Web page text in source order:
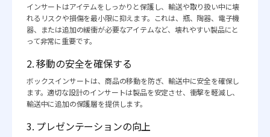
インサートはアイテムをしっかりと保護し、輸送や取り扱い中に壊
れるリスクや損傷を最小限に抑えます。これは、瓶、陶器、電子機
器、または追加の緩衝が必要なアイテムなど、壊れやすい製品にと
って非常に重要です。
2. 移動の安全を確保する
ボックスインサートは、商品の移動を防ぎ、輸送中に安全を確保し
ます。適切な設計のインサートは製品を安定させ、衝撃を軽減し、
輸送中に追加の保護層を提供します。
3. プレゼンテーションの向上